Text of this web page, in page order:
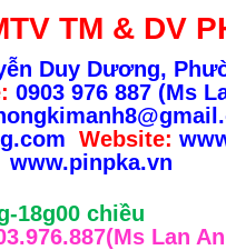
TM & DV
Duy Dương,
0903 976 887 (Ms
Website:
www.pinpka.vn
18g00 chiều
Lan